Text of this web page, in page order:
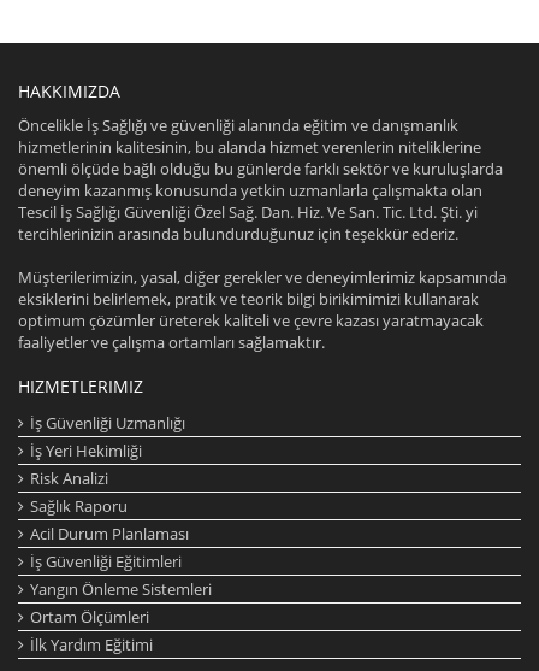
HAKKIMIZDA
Öncelikle İş Sağlığı ve güvenliği alanında eğitim ve danışmanlık
hizmetlerinin kalitesinin, bu alanda hizmet verenlerin niteliklerine
önemli ölçüde bağlı olduğu bu günlerde farklı sektör ve kuruluşlarda
deneyim kazanmış konusunda yetkin uzmanlarla çalışmakta olan
Tescil İş Sağlığı Güvenliği Özel Sağ. Dan. Hiz. Ve San. Tic. Ltd. Şti. yi
tercihlerinizin arasında bulundurduğunuz için teşekkür ederiz.
Müşterilerimizin, yasal, diğer gerekler ve deneyimlerimiz kapsamında
eksiklerini belirlemek, pratik ve teorik bilgi birikimimizi kullanarak
optimum çözümler üreterek kaliteli ve çevre kazası yaratmayacak
faaliyetler ve çalışma ortamları sağlamaktır.
HIZMETLERIMIZ
İş Güvenliği Uzmanlığı
İş Yeri Hekimliği
Risk Analizi
Sağlık Raporu
Acil Durum Planlaması
İş Güvenliği Eğitimleri
Yangın Önleme Sistemleri
Ortam Ölçümleri
İlk Yardım Eğitimi